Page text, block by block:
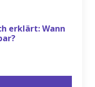
erklärt: Wann